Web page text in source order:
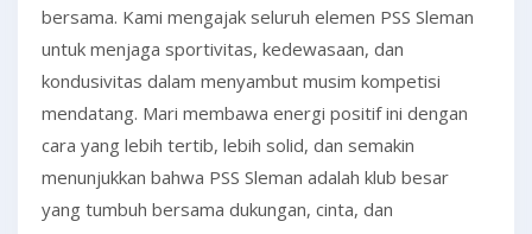
bersama. Kami mengajak seluruh elemen PSS Sleman
untuk menjaga sportivitas, kedewasaan, dan
kondusivitas dalam menyambut musim kompetisi
mendatang. Mari membawa energi positif ini dengan
cara yang lebih tertib, lebih solid, dan semakin
menunjukkan bahwa PSS Sleman adalah klub besar
yang tumbuh bersama dukungan, cinta, dan